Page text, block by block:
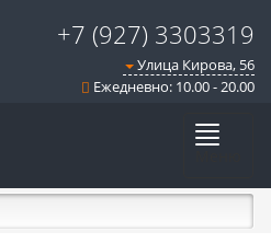
+7 (927) 3303319
Улица Кирова, 56
Ежедневно: 10.00 - 20.00